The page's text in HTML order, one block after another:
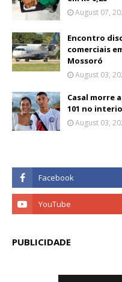
August 07,
Encontro
comerciais
Mossoró
August 03,
Casal morre
101 no
August 03,
PUBLICIDADE